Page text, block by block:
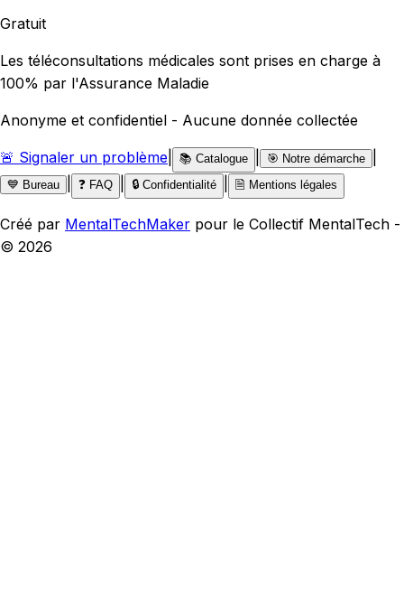
Gratuit
Les téléconsultations médicales sont prises en charge à
100% par l'Assurance Maladie
Anonyme et confidentiel - Aucune donnée collectée
🚨 Signaler un problème 📚 Catalogue 🎯 Notre démarche
💙 Bureau ❓ FAQ 🔒 Confidentialité 🗎 Mentions légales
Créé par MentalTechMaker pour le Collectif MentalTech -
© 2026